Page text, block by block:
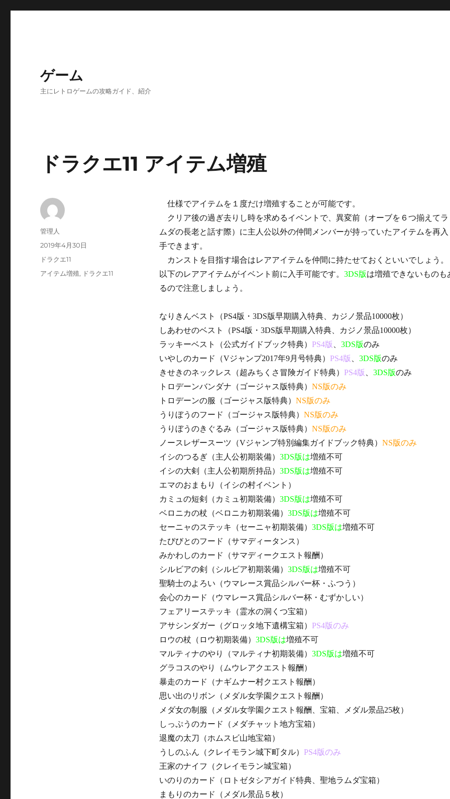
ゲーム
主にレトロゲームの攻略ガイド、紹介
ドラクエ11 アイテム増殖
仕様でアイテムを１度だけ増殖することが可能です。
クリア後の過ぎ去りし時を求めるイベントで、異変前（オーブを６つ揃えてラ
ムダの長老と話す際）に主人公以外の仲間メンバーが持っていたアイテムを再入
手できます。
カンストを目指す場合はレアアイテムを仲間に持たせておくといいでしょう。
以下のレアアイテムがイベント前に入手可能です。 3DS版は増殖できないものも
るので注意しましょう。
なりきんベスト（PS4版・3DS版早期購入特典、カジノ景品10000枚）
しあわせのベスト（PS4版・3DS版早期購入特典、カジノ景品10000枚）
ラッキーベスト（公式ガイドブック特典） PS4版 3DS版のみ
いやしのカード（Vジャンプ2017年9月号特典） PS4版 3DS版のみ
きせきのネックレス（超みちくさ冒険ガイド特典） PS4版 3DS版のみ
トロデーンバンダナ（ゴージャス版特典） NS版のみ
トロデーンの服（ゴージャス版特典） NS版のみ
うりぼうのフード（ゴージャス版特典） NS版のみ
うりぼうのきぐるみ（ゴージャス版特典） NS版のみ
ノースレザースーツ（Vジャンプ特別編集ガイドブック特典） NS版のみ
イシのつるぎ（主人公初期装備） 3DS版は増殖不可
イシの大剣（主人公初期所持品） 3DS版は増殖不可
エマのおまもり（イシの村イベント）
カミュの短剣（カミュ初期装備） 3DS版は増殖不可
ベロニカの杖（ベロニカ初期装備） 3DS版は増殖不可
セーニャのステッキ（セーニャ初期装備） 3DS版は増殖不可
たびびとのフード（サマディータンス）
みかわしのカード（サマディークエスト報酬）
シルビアの剣（シルビア初期装備） 3DS版は増殖不可
聖騎士のよろい（ウマレース賞品シルバー杯・ふつう）
会心のカード（ウマレース賞品シルバー杯・むずかしい）
フェアリーステッキ（霊水の洞くつ宝箱）
アサシンダガー（グロッタ地下遺構宝箱） PS4版のみ
ロウの杖（ロウ初期装備） 3DS版は増殖不可
マルティナのやり（マルティナ初期装備） 3DS版は増殖不可
グラコスのやり（ムウレアクエスト報酬）
暴走のカード（ナギムナー村クエスト報酬）
思い出のリボン（メダル女学園クエスト報酬）
メダ女の制服（メダル女学園クエスト報酬、宝箱、メダル景品25枚）
しっぷうのカード（メダチャット地方宝箱）
退魔の太刀（ホムスビ山地宝箱）
うしのふん（クレイモラン城下町タル） PS4版のみ
王家のナイフ（クレイモラン城宝箱）
いのりのカード（ロトゼタシアガイド特典、聖地ラムダ宝箱）
まもりのカード（メダル景品５枚）
投
管理人
投
稿
2019年4月30日
カ
ドラクエ11
タ
アイテム増殖, ドラクエ11